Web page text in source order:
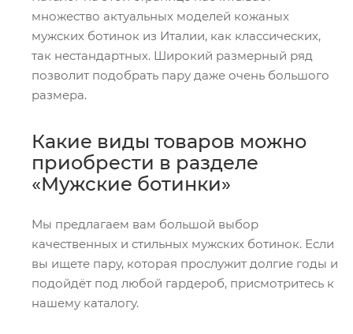
множество актуальных моделей кожаных
мужских ботинок из Италии, как классических,
так нестандартных. Широкий размерный ряд
позволит подобрать пару даже очень большого
размера.
Какие виды товаров можно
приобрести в разделе
«Мужские ботинки»
Мы предлагаем вам большой выбор
качественных и стильных мужских ботинок. Если
вы ищете пару, которая прослужит долгие годы и
подойдёт под любой гардероб, присмотритесь к
нашему каталогу.